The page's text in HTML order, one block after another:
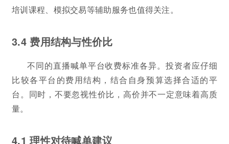
培训课程、模拟交易等辅助服务也值得关注。
3.4 费用结构与性价比
不同的直播喊单平台收费标准各异。投资者应仔细
比较各平台的费用结构，结合自身预算选择合适的平
台。同时，不要忽视性价比，高价并不一定意味着高质
量。
4.1 理性对待喊单建议